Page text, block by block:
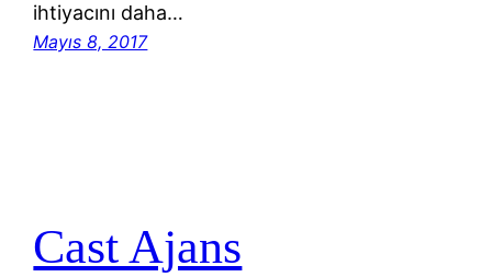
ihtiyacını daha…
Mayıs 8, 2017
Cast Ajans